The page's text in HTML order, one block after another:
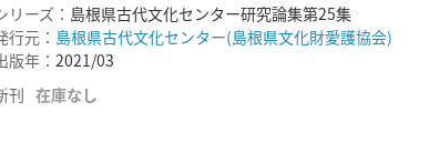
リーズ： 島根県古代文化センター研究論集第25集
行元： 島根県古代文化センター(島根県文化財愛護協会)
版年： 2021/03
刊 在庫なし